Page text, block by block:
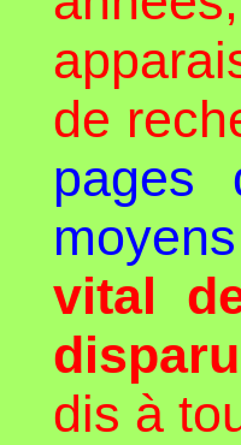
de
pages
vital
dis à